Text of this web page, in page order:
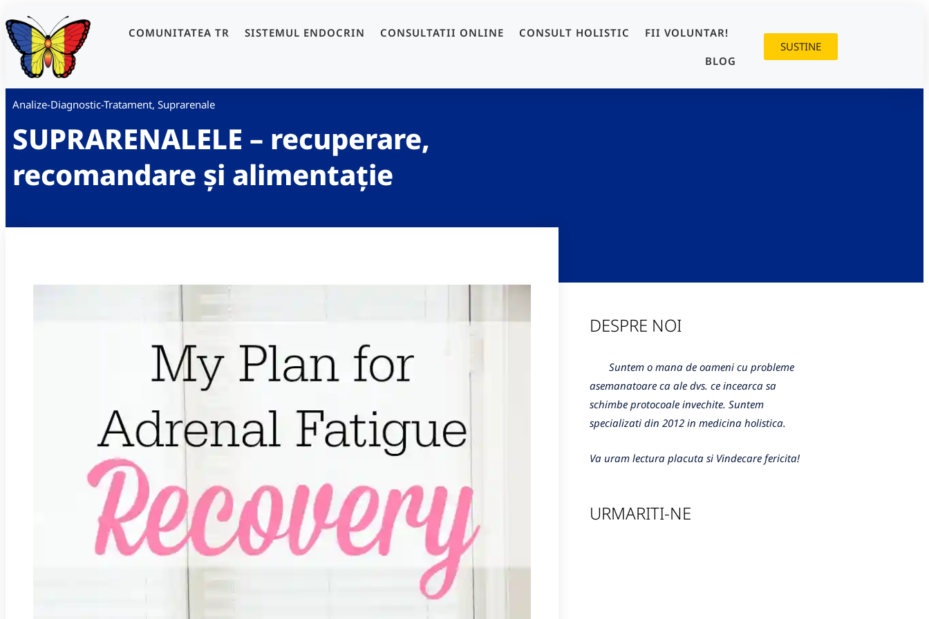
COMUNITATEA TR SISTEMUL ENDOCRIN CONSULTATII ONLINE CONSULT HOLISTIC FII VOLUNTAR!
BLOG
SUSTINE
Analize-Diagnostic-Tratament, Suprarenale
SUPRARENALELE – recuperare,
recomandare și alimentație
DESPRE NOI
Suntem o mana de oameni cu probleme
asemanatoare ca ale dvs. ce incearca sa
schimbe protocoale invechite. Suntem
specializati din 2012 in medicina holistica.
Va uram lectura placuta si Vindecare fericita!
URMARITI-NE